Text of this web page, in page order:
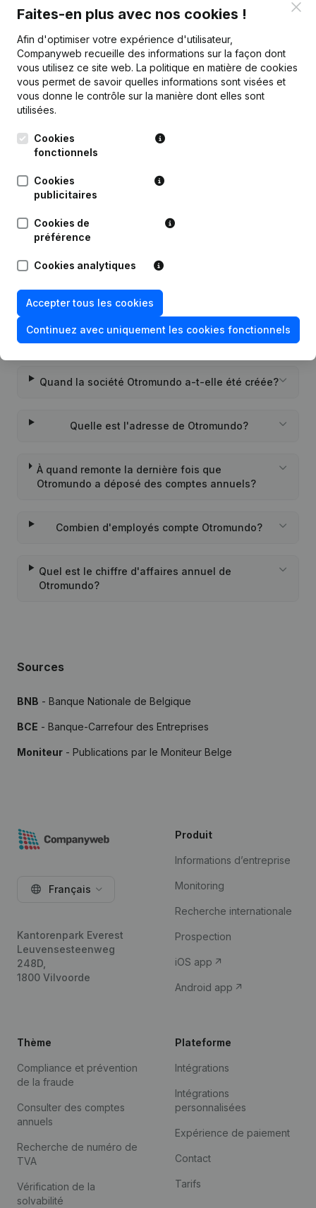
Publicationsde Otromundo
Date Publication
30-11-2023
Capital - Actions - Statuts
(Traduction, Coordination, Autres
04-06-2020
Quel est le numéro de TVA de Otromundo?
Quel est l'identifiant PEPPOL de Otromundo?
Quand la société Otromundo a-t-elle été créée?
Quelle est l'adresse de Otromundo?
À quand remonte la dernière fois que
Otromundo a déposé des comptes annuels?
Combien d'employés compte Otromundo?
Quel est le chiffre d'affaires annuel de
Otromundo?
Sources
BNB - Banque Nationale de Belgique
BCE - Banque-Carrefour des Entreprises
Moniteur - Publications par le Moniteur Belge
Faites-en plus avec nos cookies !
Afin d'optimiser votre expérience d'utilisateur,
Companyweb recueille des informations sur la façon dont
vous utilisez ce site web. La politique en matière de cookies
vous permet de savoir quelles informations sont visées et
vous donne le contrôle sur la manière dont elles sont
utilisées.
Cookies
fonctionnels
Cookies
publicitaires
Cookies de
préférence
Cookies analytiques
Accepter tous les cookies
Continuez avec uniquement les cookies fonctionnels
Français
Kantorenpark Everest
Leuvensesteenweg
248D,
1800 Vilvoorde
Produit
Informations d’entreprise
Monitoring
Recherche internationale
Prospection
iOS app
Android app
Thème
Compliance et prévention
de la fraude
Consulter des comptes
annuels
Recherche de numéro de
TVA
Vérification de la
solvabilité
Plateforme
Intégrations
Intégrations
personnalisées
Expérience de paiement
Contact
Tarifs